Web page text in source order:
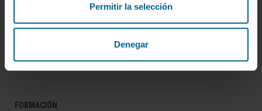
Permitir la selección
Denegar
Emprendimiento / Spin off
FORMACIÓN